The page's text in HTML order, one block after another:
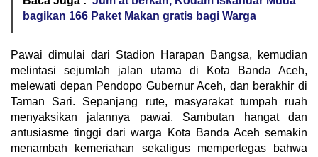
bagikan 166 Paket Makan gratis bagi Warga
Pawai dimulai dari Stadion Harapan Bangsa, kemudian
melintasi sejumlah jalan utama di Kota Banda Aceh,
melewati depan Pendopo Gubernur Aceh, dan berakhir di
Taman Sari. Sepanjang rute, masyarakat tumpah ruah
menyaksikan jalannya pawai. Sambutan hangat dan
antusiasme tinggi dari warga Kota Banda Aceh semakin
menambah kemeriahan sekaligus mempertegas bahwa